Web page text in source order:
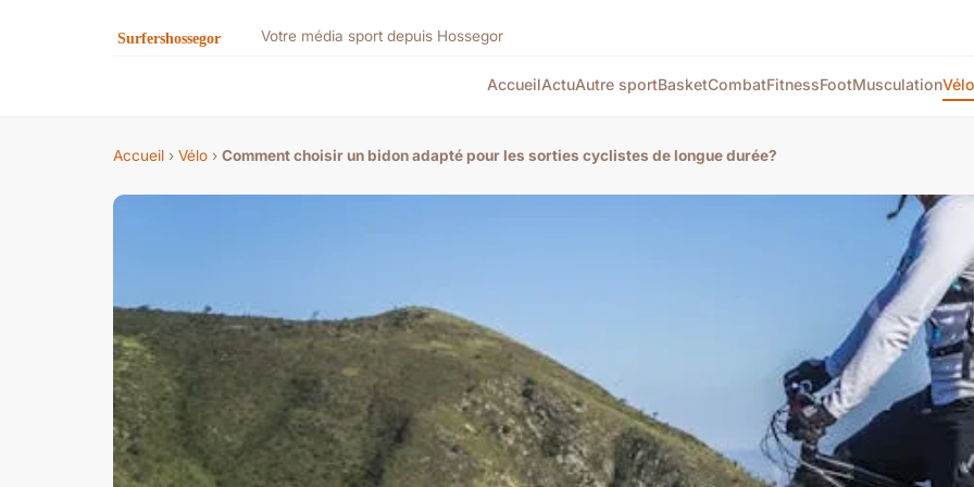
Votre média sport depuis Hossegor
AccueilActuAutre sportBasketCombatFitnessFootMusculationVélo
Accueil › Vélo › Comment choisir un bidon adapté pour les sorties cyclistes de longue durée?